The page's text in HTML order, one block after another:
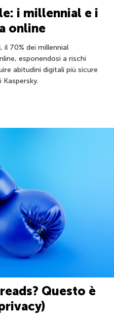
i millennial e i
online
70% dei millennial
esponendosi a rischi
abitudini digitali più sicure
Questo è